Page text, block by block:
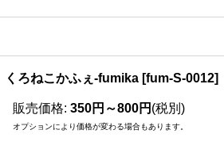
くろねこかふぇ-fumika [fum-S-0012]
販売価格: 350円～800円 (税別)
オプションにより価格が変わる場合もあります。